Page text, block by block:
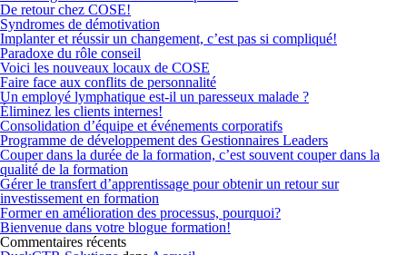
De retour chez COSE!
Syndromes de démotivation
Implanter et réussir un changement, c’est pas si compliqué!
Paradoxe du rôle conseil
Voici les nouveaux locaux de COSE
Faire face aux conflits de personnalité
Un employé lymphatique est-il un paresseux malade ?
Éliminez les clients internes!
Consolidation d’équipe et événements corporatifs
Programme de développement des Gestionnaires Leaders
Couper dans la durée de la formation, c’est souvent couper dans la
qualité de la formation
Gérer le transfert d’apprentissage pour obtenir un retour sur
investissement en formation
Former en amélioration des processus, pourquoi?
Bienvenue dans votre blogue formation!
Commentaires récents